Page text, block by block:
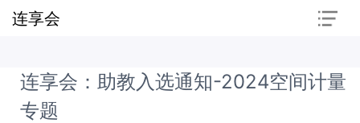
连享会
连享会：助教入选通知-2024空间计量
专题